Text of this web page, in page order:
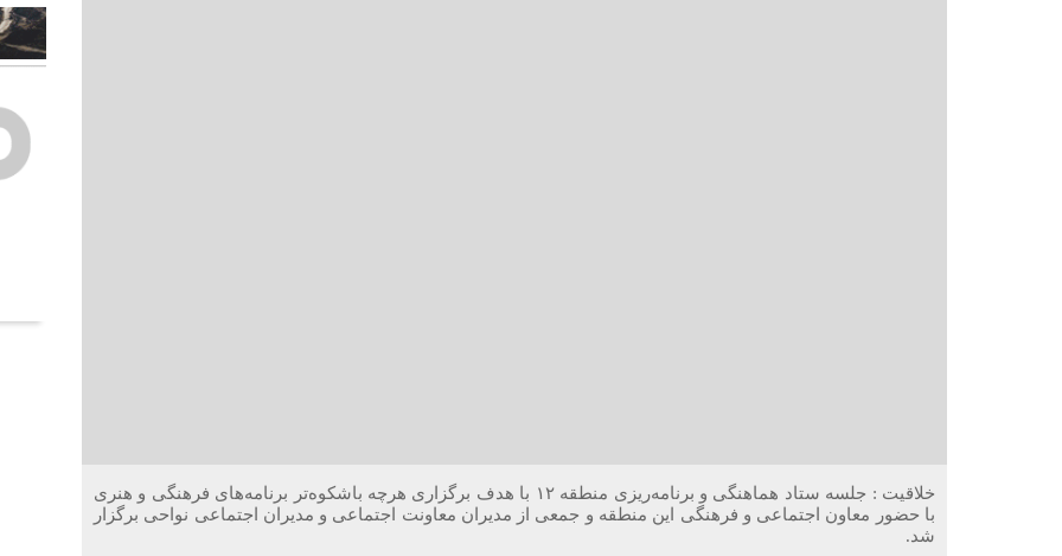
خلاقیت : جلسه ستاد هماهنگی و برنامه‌ریزی منطقه ۱۲ با هدف برگزاری هرچه باشکوه‌تر برنامه‌های فرهنگی و هنری
با حضور معاون اجتماعی و فرهنگی این منطقه و جمعی از مدیران معاونت اجتماعی و مدیران اجتماعی نواحی برگزار
شد.